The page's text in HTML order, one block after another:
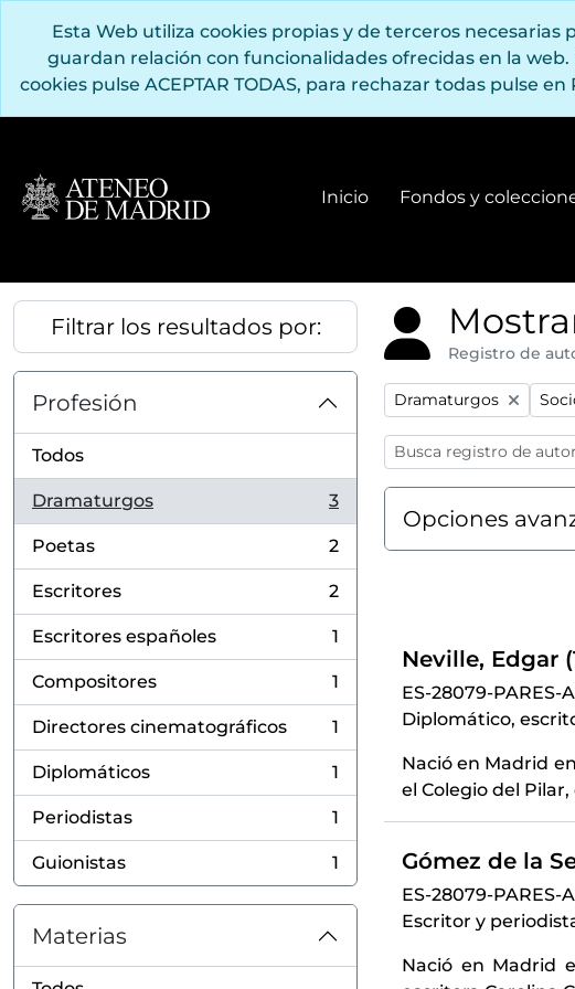
Esta Web utiliza cookies propias y de terceros
guardan relación con funcionalidades ofrecidas en la
cookies pulse ACEPTAR TODAS, para rechazar todas pulse
Inicio Fondos y
Fondos
Filtrar los resultados por:
Profesión
Todos
Dramaturgos
, 3 resultados
3
Poetas
, 2 resultados
2
Escritores
, 2 resultados
2
Escritores españoles
, 1 resultados
1
Compositores
, 1 resultados
1
Directores cinematográficos
, 1 resultados
1
Diplomáticos
, 1 resultados
1
Periodistas
, 1 resultados
1
Guionistas
, 1 resultados
1
Materias
Registro de
Remove filter:
Dramaturgos
Opciones
Neville, Edgar
ES-28079-PARES-
Diplomático,
Nació en Madrid
el Colegio del
Gómez de la
ES-28079-PARES-
Escritor y
Nació en Madrid